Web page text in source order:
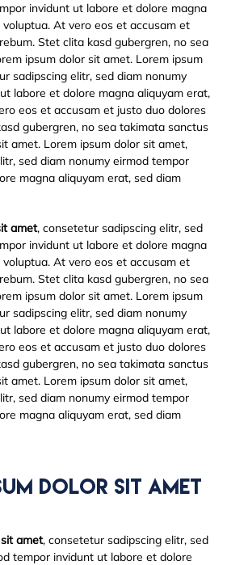
invidunt ut labore et dolore magna
At vero eos et accusam et
Stet clita kasd gubergren, no sea
ipsum dolor sit amet. Lorem ipsum
sadipscing elitr, sed diam nonumy
labore et dolore magna aliquyam erat,
eos et accusam et justo duo dolores
gubergren, no sea takimata sanctus
amet. Lorem ipsum dolor sit amet,
sed diam nonumy eirmod tempor
magna aliquyam erat, sed diam
amet, consetetur sadipscing elitr, sed
invidunt ut labore et dolore magna
At vero eos et accusam et
Stet clita kasd gubergren, no sea
ipsum dolor sit amet. Lorem ipsum
sadipscing elitr, sed diam nonumy
labore et dolore magna aliquyam erat,
eos et accusam et justo duo dolores
gubergren, no sea takimata sanctus
amet. Lorem ipsum dolor sit amet,
sed diam nonumy eirmod tempor
magna aliquyam erat, sed diam
Dolor Sit Amet
amet, consetetur sadipscing elitr, sed
tempor invidunt ut labore et dolore